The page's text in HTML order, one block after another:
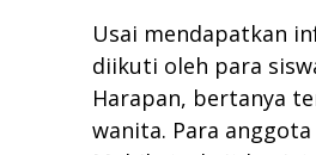
Usai mendapatkan
diikuti oleh para
Harapan, bertanya
wanita. Para